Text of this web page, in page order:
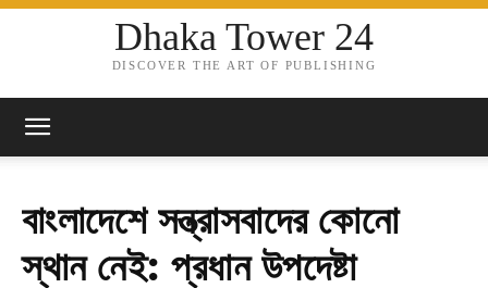
Dhaka Tower 24
DISCOVER THE ART OF PUBLISHING
বাংলাদেশে সন্ত্রাসবাদের কোনো
স্থান নেই: প্রধান উপদেষ্টা